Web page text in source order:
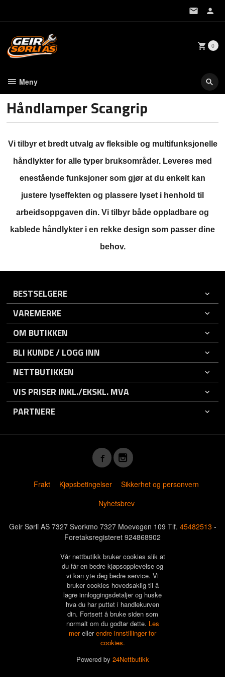
0
Meny
Håndlamper Scangrip
Vi tilbyr et bredt utvalg av fleksible og multifunksjonelle
håndlykter for alle typer bruksområder. Leveres med
enestående funksjoner som gjør at du enkelt kan
justere lyseffekten og plassere lyset i henhold til
arbeidsoppgaven din. Vi tilbyr både oppladbare og
kablede håndlykter i en rekke design som passer dine
behov.
BESTSELGERE
VAREMERKE
OM BUTIKKEN
BLI KUNDE / LOGG INN
NETTBUTIKKEN
VIS PRISER INKL./EKSKL. MVA
PARTNERE
Frakt Kjøpsbetingelser
Sikkerhet og personvern
Nyhetsbrev
Geir Sørli AS 7327 Svorkmo 7327 Moevegen 109 Tlf. 45482513 -
Foretaksregisteret 924868902
Vår nettbutikk bruker cookies slik at
du får en bedre kjøpsopplevelse og
vi kan yte deg bedre service. Vi
bruker cookies hovedsaklig til å
lagre innloggingsdetaljer og huske
hva du har puttet i handlekurven
din. Fortsett å bruke siden som
normalt om du godtar dette. Les
merellerendre innstillinger for
cookies.
Powered by 24Nettbutikk